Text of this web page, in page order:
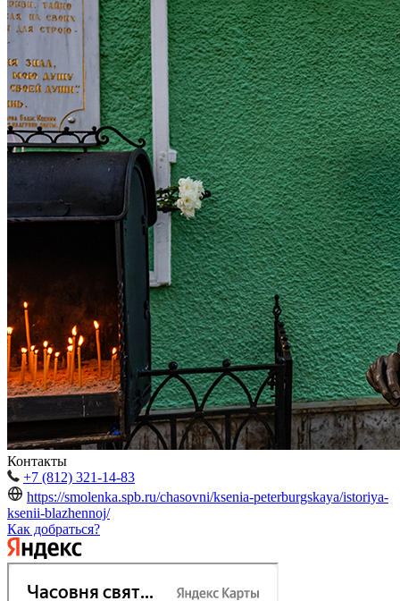
Контакты
+7 (812) 321-14-83
https://smolenka.spb.ru/chasovni/ksenia-peterburgskaya/istoriya-
ksenii-blazhennoj/
Как добраться?